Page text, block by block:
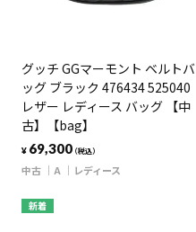
グッチ GGマーモント ベルトバ
ッグ ブラック 476434 525040
レザー レディース バッグ 【中
古】【bag】
¥ 69,300（税込）
中古 A レディース
新着